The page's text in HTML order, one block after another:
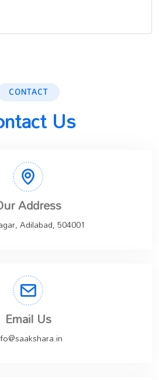
CONTACT
Us
Address
Adilabad, 504001
Email Us